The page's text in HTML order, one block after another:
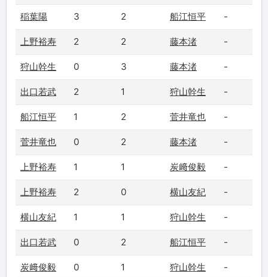
稲葉陽 3 2 船江恒平 -
上野裕寿 2 2 藤本渚 -
狩山幹生 0 3 藤本渚 -
出口若武 2 1 狩山幹生 -
船江恒平 1 2 菅井竜也 -
菅井竜也 0 2 藤本渚 -
上野裕寿 1 1 炭﨑俊毅 -
上野裕寿 2 0 横山友紀 -
横山友紀 1 1 狩山幹生 -
出口若武 0 2 船江恒平 -
炭﨑俊毅 0 1 狩山幹生 -